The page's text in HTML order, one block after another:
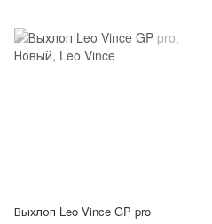
Выхлоп Leo Vince GP pro